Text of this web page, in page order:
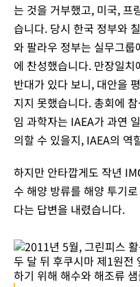
는 것을 거부했고, 미국, 프
습니다. 당시 한국 정부와
와 팔라우 정부는 실무그
에 찬성했습니다. 만장일
반대가 있다 보니, 대안을
지지 못했습니다. 총회에
임 과학자는 IAEA가 과연
의할 수 있을지, IAEA의 역
하지만 안타깝게도 작년
수 해양 방류를 해양 투기
다는 답변을 내렸습니다.